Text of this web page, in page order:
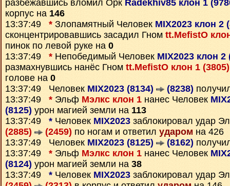
разбежавшись вломил Орк Radekhiv85 клон 1
корпус на 146
13:37:49 * Злопамятный Человек MIX2023 клон 2
сконцентрировавшись засадил Гном tt.MefistO
пинок по левой руке на 0
13:37:49 * Непобедимый Человек MIX2023 клон 2
размахнувшись нанёс Гном tt.MefistO клон 1
голове на 0
13:37:49 Человек MIX2023 (8134) (8238)
13:37:49 * Эльф Мэлкс клон 1 нанес Человек
(8125) урон магией земли на 113
13:37:49 * Человек MIX2023 заблокировал удар
(2885)
(2459) по ногам и ответил ударом на 426
13:37:49 Человек MIX2023 (8125) (8162)
13:37:49 * Эльф Мэлкс клон 1 нанес Человек
(8124) урон магией земли на 38
13:37:49 * Человек MIX2023 заблокировал удар